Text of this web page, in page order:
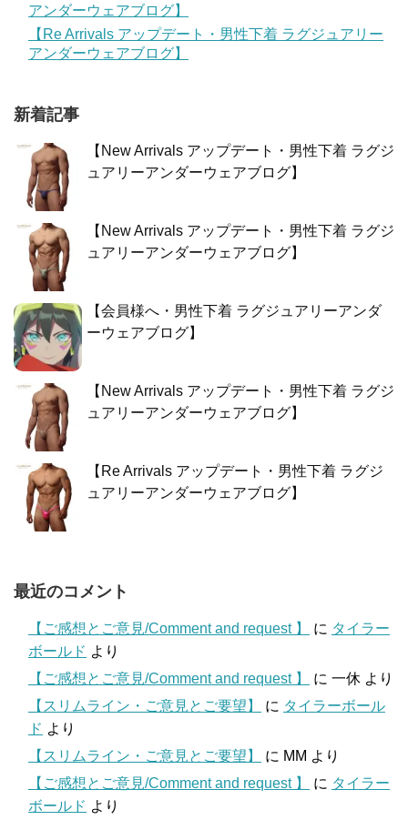
アンダーウェアブログ】
【Re Arrivals アップデート・男性下着 ラグジュアリー
アンダーウェアブログ】
新着記事
【New Arrivals アップデート・男性下着 ラグジ
ュアリーアンダーウェアブログ】
【New Arrivals アップデート・男性下着 ラグジ
ュアリーアンダーウェアブログ】
【会員様へ・男性下着 ラグジュアリーアンダ
ーウェアブログ】
【New Arrivals アップデート・男性下着 ラグジ
ュアリーアンダーウェアブログ】
【Re Arrivals アップデート・男性下着 ラグジ
ュアリーアンダーウェアブログ】
最近のコメント
【ご感想とご意見/Comment and request 】 に タイラー
ボールド より
【ご感想とご意見/Comment and request 】
に 一休 より
【スリムライン・ご意見とご要望】
に タイラーボール
ド より
【スリムライン・ご意見とご要望】
に MM より
【ご感想とご意見/Comment and request 】
に タイラー
ボールド より